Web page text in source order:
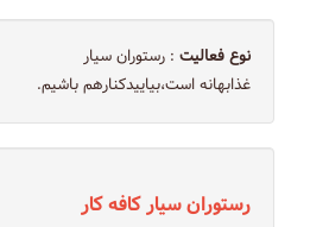
نوع فعالیت : رستوران سیار
غذابهانه است،بياييدكنارهم باشيم.
رستوران سيار كافه كار